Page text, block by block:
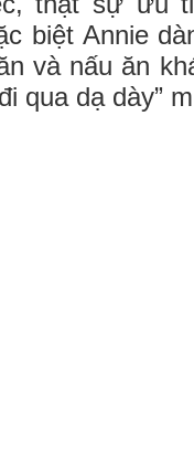
biệt Annie
và nấu ăn
qua dạ dày”